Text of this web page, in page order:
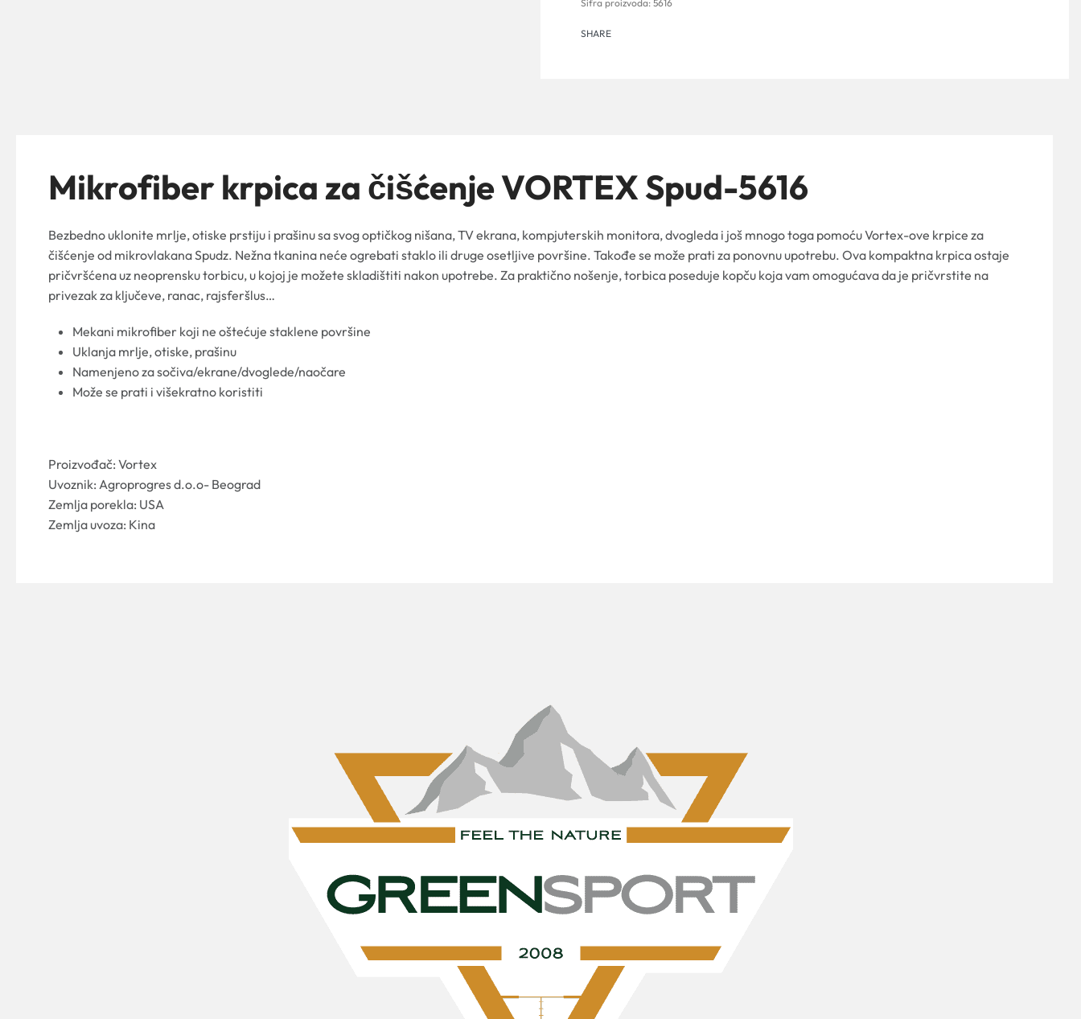
5616
SHARE
Mikrofiber krpica za čišćenje VORTEX Spud-5616
Bezbedno uklonite mrlje, otiske prstiju i prašinu sa svog optičkog nišana, TV ekrana, kompjuterskih monitora, dvogleda i još mnogo toga pomoću Vortex-ove krpice za
čišćenje od mikrovlakana Spudz. Nežna tkanina neće ogrebati staklo ili druge osetljive površine. Takođe se može prati za ponovnu upotrebu. Ova kompaktna krpica ostaje
pričvršćena uz neoprensku torbicu, u kojoj je možete skladištiti nakon upotrebe. Za praktično nošenje, torbica poseduje kopču koja vam omogućava da je pričvrstite na
privezak za ključeve, ranac, rajsferšlus…
Mekani mikrofiber koji ne oštećuje staklene površine
Uklanja mrlje, otiske, prašinu
Namenjeno za sočiva/ekrane/dvoglede/naočare
Može se prati i višekratno koristiti
Proizvođač: Vortex
Uvoznik: Agroprogres d.o.o- Beograd
Zemlja porekla: USA
Zemlja uvoza: Kina